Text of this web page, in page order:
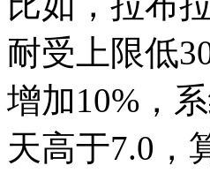
耐受上限低
增加10%，
天高于7.0，